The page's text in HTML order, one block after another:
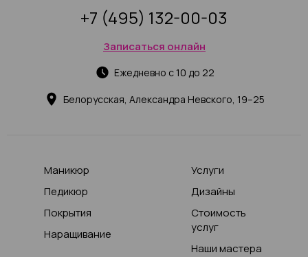
Белорусская, Александра Невского, 19–25
Ежедневно с 10 до 22
Записаться онлайн
+7 (495) 132-00-03
Маникюр
Педикюр
Покрытия
Наращивание
Услуги
Дизайны
Стоимость
услуг
Наши мастера